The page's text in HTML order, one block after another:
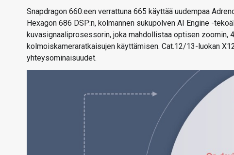
Snapdragon 660:een verrattuna 665 käyttää uudempaa
Hexagon 686 DSP:n, kolmannen sukupolven AI Engine -
kuvasignaaliprosessorin, joka mahdollistaa optisen zoomin,
kolmoiskameraratkaisujen käyttämisen. Cat.12/13-luokan
yhteysominaisuudet.